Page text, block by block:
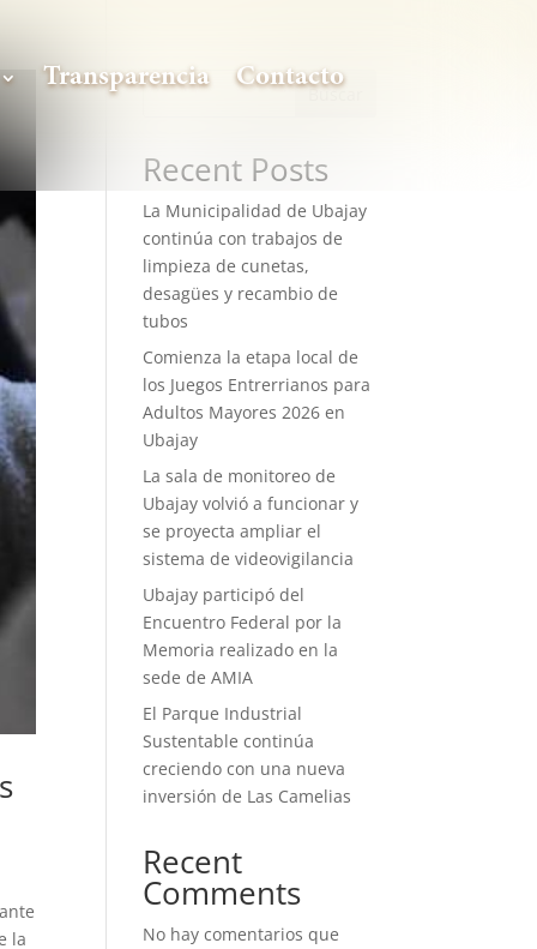
Transparencia Contacto
la
Buscar
Recent Posts
La Municipalidad de Ubajay
continúa con trabajos de
limpieza de cunetas,
desagües y recambio de
tubos
Comienza la etapa local de
los Juegos Entrerrianos para
Adultos Mayores 2026 en
Ubajay
La sala de monitoreo de
Ubajay volvió a funcionar y
se proyecta ampliar el
sistema de videovigilancia
Ubajay participó del
Encuentro Federal por la
Memoria realizado en la
sede de AMIA
El Parque Industrial
Sustentable continúa
creciendo con una nueva
inversión de Las Camelias
Recent
Comments
No hay comentarios que